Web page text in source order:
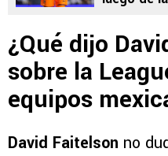
¿Qué dijo
sobre la
equipos
David Faitelson no